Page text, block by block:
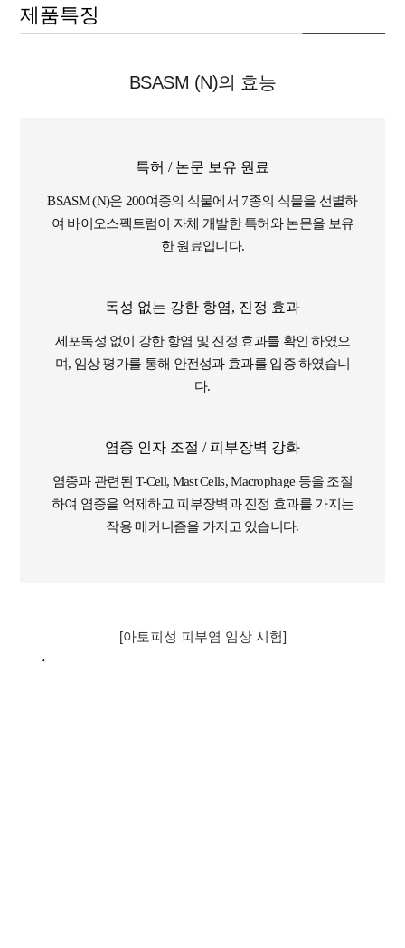
제품특징
BSASM (N)의 효능
특허 / 논문 보유 원료
BSASM (N)은 200여종의 식물에서 7종의 식물을 선별하
여 바이오스펙트럼이 자체 개발한 특허와 논문을 보유
한 원료입니다.
독성 없는 강한 항염, 진정 효과
세포독성 없이 강한 항염 및 진정 효과를 확인 하였으
며, 임상 평가를 통해 안전성과 효과를 입증 하였습니
다.
염증 인자 조절 / 피부장벽 강화
염증과 관련된 T-Cell, Mast Cells, Macrophage 등을 조절
하여 염증을 억제하고 피부장벽과 진정 효과를 가지는
작용 메커니즘을 가지고 있습니다.
[아토피성 피부염 임상 시험]